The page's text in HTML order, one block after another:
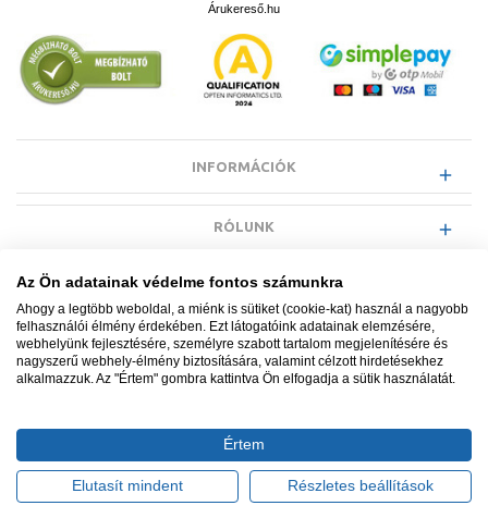
Árukereső.hu
INFORMÁCIÓK
RÓLUNK
EGYÉB INFORMÁCIÓK
VÁSÁRLÓI INFORMÁCIÓK
Minden jog fenntartva. © Adatkezelés nyilvántartási száma NAIH-
Ügyfélszolgálat: +36 1 700 3500
Az Ön adatainak védelme fontos számunkra
Ahogy a legtöbb weboldal, a miénk is sütiket (cookie-kat) használ a nagyobb
felhasználói élmény érdekében. Ezt látogatóink adatainak elemzésére,
webhelyünk fejlesztésére, személyre szabott tartalom megjelenítésére és
nagyszerű webhely-élmény biztosítására, valamint célzott hirdetésekhez
alkalmazzuk. Az "Értem" gombra kattintva Ön elfogadja a sütik használatát.
Értem
Elutasít mindent Részletes beállítások